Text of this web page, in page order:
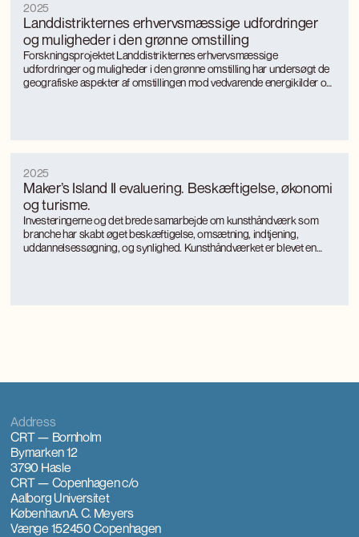
Landdistrikternes erhvervsmæssige udfordringer
og muligheder i den grønne omstilling
2025
Forskningsprojektet Landdistrikternes erhvervsmæssige
udfordringer og muligheder i den grønne omstilling har undersøgt de
geografiske aspekter af omstillingen mod vedvarende energikilder og
Maker’s Island II evaluering. Beskæftigelse, økonomi
og turisme.
2025
Investeringerne og det brede samarbejde om kunsthåndværk som
branche har skabt øget beskæftigelse, omsætning, indtjening,
uddannelsessøgning, og synlighed. Kunsthåndværket er blevet en
Address
CRT — Bornholm
Bymarken 12
3790 Hasle
CRT — Copenhagenc/o
Aalborg Universitet
KøbenhavnA. C. Meyers
Vænge 152450 Copenhagen